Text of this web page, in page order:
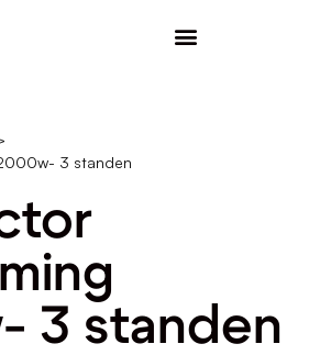
3 standen
3 standen